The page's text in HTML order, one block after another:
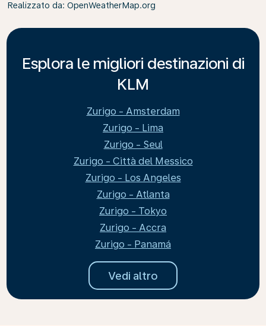
Realizzato da: OpenWeatherMap.org
Esplora le migliori destinazioni di
KLM
Zurigo - Amsterdam
Zurigo - Lima
Zurigo - Seul
Zurigo - Città del Messico
Zurigo - Los Angeles
Zurigo - Atlanta
Zurigo - Tokyo
Zurigo - Accra
Zurigo - Panamá
Vedi altro